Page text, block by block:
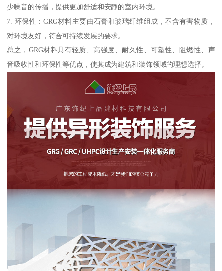
少噪音的传播，提供更加舒适和安静的室内环境。
7. 环保性：GRG材料主要由石膏和玻璃纤维组成，不含有害物质，
对环境友好，符合可持续发展的要求。
总之，GRG材料具有轻质、高强度、耐久性、可塑性、阻燃性、声
音吸收性和环保性等优点，使其成为建筑和装饰领域的理想选择。